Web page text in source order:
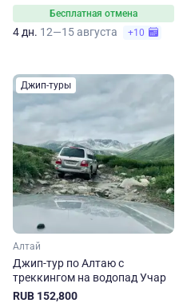
Бесплатная отмена
4 дн. 12—15 августа +10
Джип-туры
Алтай
Джип-тур по Алтаю с
треккингом на водопад Учар
RUB 152,800